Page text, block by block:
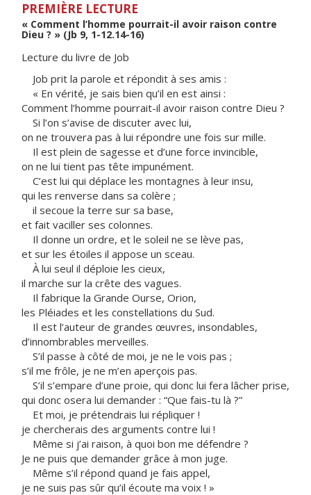
PREMIÈRE LECTURE
« Comment l’homme pourrait-il avoir raison contre
Dieu ? » (Jb 9, 1-12.14-16)
Lecture du livre de Job
Job prit la parole et répondit à ses amis :
« En vérité, je sais bien qu’il en est ainsi :
Comment l’homme pourrait-il avoir raison contre Dieu ?
Si l’on s’avise de discuter avec lui,
on ne trouvera pas à lui répondre une fois sur mille.
Il est plein de sagesse et d’une force invincible,
on ne lui tient pas tête impunément.
C’est lui qui déplace les montagnes à leur insu,
qui les renverse dans sa colère ;
il secoue la terre sur sa base,
et fait vaciller ses colonnes.
Il donne un ordre, et le soleil ne se lève pas,
et sur les étoiles il appose un sceau.
À lui seul il déploie les cieux,
il marche sur la crête des vagues.
Il fabrique la Grande Ourse, Orion,
les Pléiades et les constellations du Sud.
Il est l’auteur de grandes œuvres, insondables,
d’innombrables merveilles.
S’il passe à côté de moi, je ne le vois pas ;
s’il me frôle, je ne m’en aperçois pas.
S’il s’empare d’une proie, qui donc lui fera lâcher prise,
qui donc osera lui demander : “Que fais-tu là ?”
Et moi, je prétendrais lui répliquer !
je chercherais des arguments contre lui !
Même si j’ai raison, à quoi bon me défendre ?
Je ne puis que demander grâce à mon juge.
Même s’il répond quand je fais appel,
je ne suis pas sûr qu’il écoute ma voix ! »